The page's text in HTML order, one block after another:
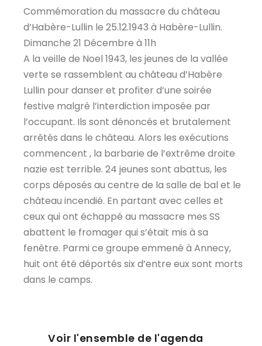
Commémoration du massacre du château
d’Habère-Lullin le 25.12.1943 à Habère-Lullin.
Dimanche 21 Décembre à 11h
A la veille de Noel 1943, les jeunes de la vallée
verte se rassemblent au château d’Habère
Lullin pour danser et profiter d’une soirée
festive malgré l’interdiction imposée par
l’occupant. Ils sont dénoncés et brutalement
arrêtés dans le château. Alors les exécutions
commencent , la barbarie de l’extrême droite
nazie est terrible. 24 jeunes sont abattus, les
corps déposés au centre de la salle de bal et le
château incendié. En partant avec celles et
ceux qui ont échappé au massacre mes SS
abattent le fromager qui s’était mis à sa
fenêtre. Parmi ce groupe emmené à Annecy,
huit ont été déportés six d’entre eux sont morts
dans le camps.
Voir l'ensemble de l'agenda